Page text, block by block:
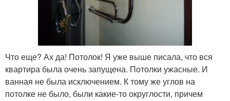
Что еще? Ах да! Потолок! Я уже выше писала, что вся
квартира была очень запущена. Потолки ужасные. И
ванная не была исключением. К тому же углов на
потолке не было, были какие-то округлости, причем